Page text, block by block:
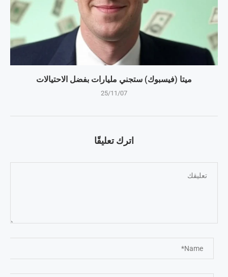
ميتا (فيسبوك) ستجني مليارات بفضل الاحتيالات
25/11/07
اترك تعليقًا